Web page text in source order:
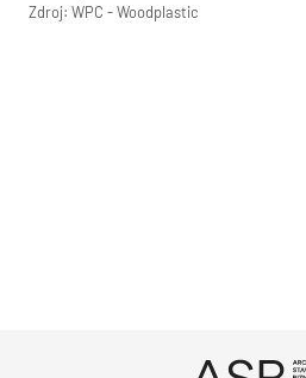
Zdroj: WPC - Woodplastic